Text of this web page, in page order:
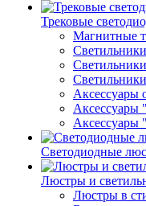
Трековые
Магнитные
Аксессуары
Аксессуары
Аксессуары
Светодиодные
Люстры и
Люстры в